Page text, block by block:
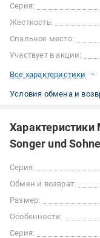
Серия:
Жесткость:
Спальное место:
Участвует в акции:
Все характеристики
Условия обмена и
Характеристики
Songer und
Серия:
Обмен и возврат:
Размер:
Особенности:
Серия: